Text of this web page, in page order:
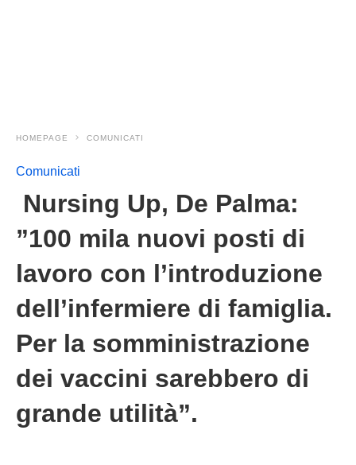
HOMEPAGE COMUNICATI
Comunicati
Nursing Up, De Palma:
”100 mila nuovi posti di
lavoro con l’introduzione
dell’infermiere di famiglia.
Per la somministrazione
dei vaccini sarebbero di
grande utilità”.